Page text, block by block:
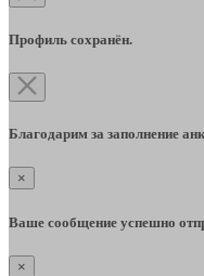
Профиль сохранён.
Благодарим за заполнение
×
Ваше сообщение успешно
×